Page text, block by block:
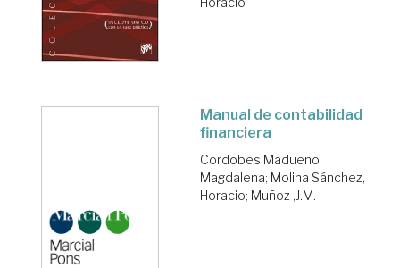
Manual de contabilidad
financiera
Cordobes Madueño,
Magdalena; Molina Sánchez,
Horacio; Muñoz ,J.M.